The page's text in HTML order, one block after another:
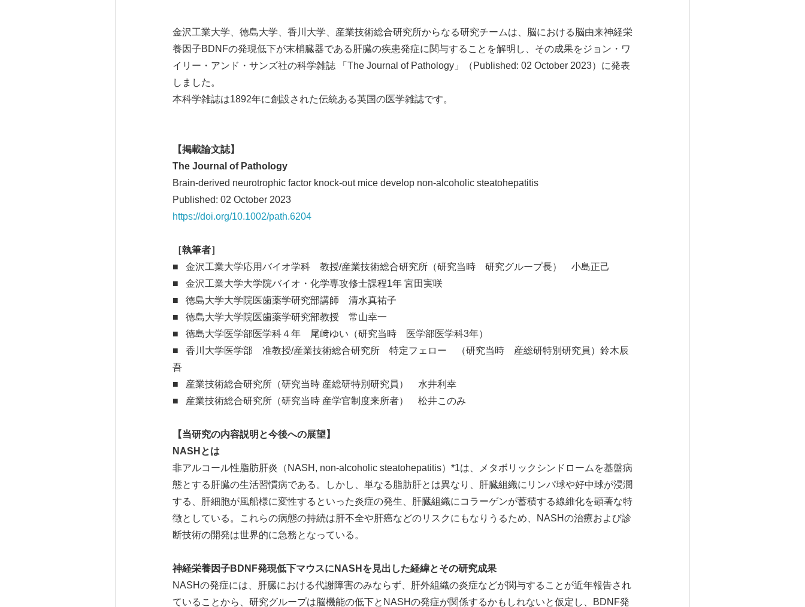
金沢工業大学、徳島大学、香川大学、産業技術総合研究所からなる研究チームは、脳における脳由来神経栄
養因子BDNFの発現低下が末梢臓器である肝臓の疾患発症に関与することを解明し、その成果をジョン・ワ
イリー・アンド・サンズ社の科学雑誌 「The Journal of Pathology」（Published: 02 October 2023）に発表
しました。
本科学雑誌は1892年に創設された伝統ある英国の医学雑誌です。
【掲載論文誌】
The Journal of Pathology
Brain-derived neurotrophic factor knock-out mice develop non-alcoholic steatohepatitis
Published: 02 October 2023
https://doi.org/10.1002/path.6204
［執筆者］
■ 金沢工業大学応用バイオ学科 教授/産業技術総合研究所（研究当時 研究グループ長） 小島正己
■ 金沢工業大学大学院バイオ・化学専攻修士課程1年 宮田実咲
■ 徳島大学大学院医歯薬学研究部講師 清水真祐子
■ 徳島大学大学院医歯薬学研究部教授 常山幸一
■ 徳島大学医学部医学科４年 尾﨑ゆい（研究当時 医学部医学科3年）
■ 香川大学医学部 准教授/産業技術総合研究所 特定フェロー （研究当時 産総研特別研究員）鈴木辰
吾
■ 産業技術総合研究所（研究当時 産総研特別研究員） 水井利幸
■ 産業技術総合研究所（研究当時 産学官制度来所者） 松井このみ
【当研究の内容説明と今後への展望】
NASHとは
非アルコール性脂肪肝炎（NASH, non-alcoholic steatohepatitis）*1は、メタボリックシンドロームを基盤病
態とする肝臓の生活習慣病である。しかし、単なる脂肪肝とは異なり、肝臓組織にリンパ球や好中球が浸潤
する、肝細胞が風船様に変性するといった炎症の発生、肝臓組織にコラーゲンが蓄積する線維化を顕著な特
徴としている。これらの病態の持続は肝不全や肝癌などのリスクにもなりうるため、NASHの治療および診
断技術の開発は世界的に急務となっている。
神経栄養因子BDNF発現低下マウスにNASHを見出した経緯とその研究成果
NASHの発症には、肝臓における代謝障害のみならず、肝外組織の炎症などが関与することが近年報告され
ていることから、研究グループは脳機能の低下とNASHの発症が関係するかもしれないと仮定し、BDNF発
Japanese